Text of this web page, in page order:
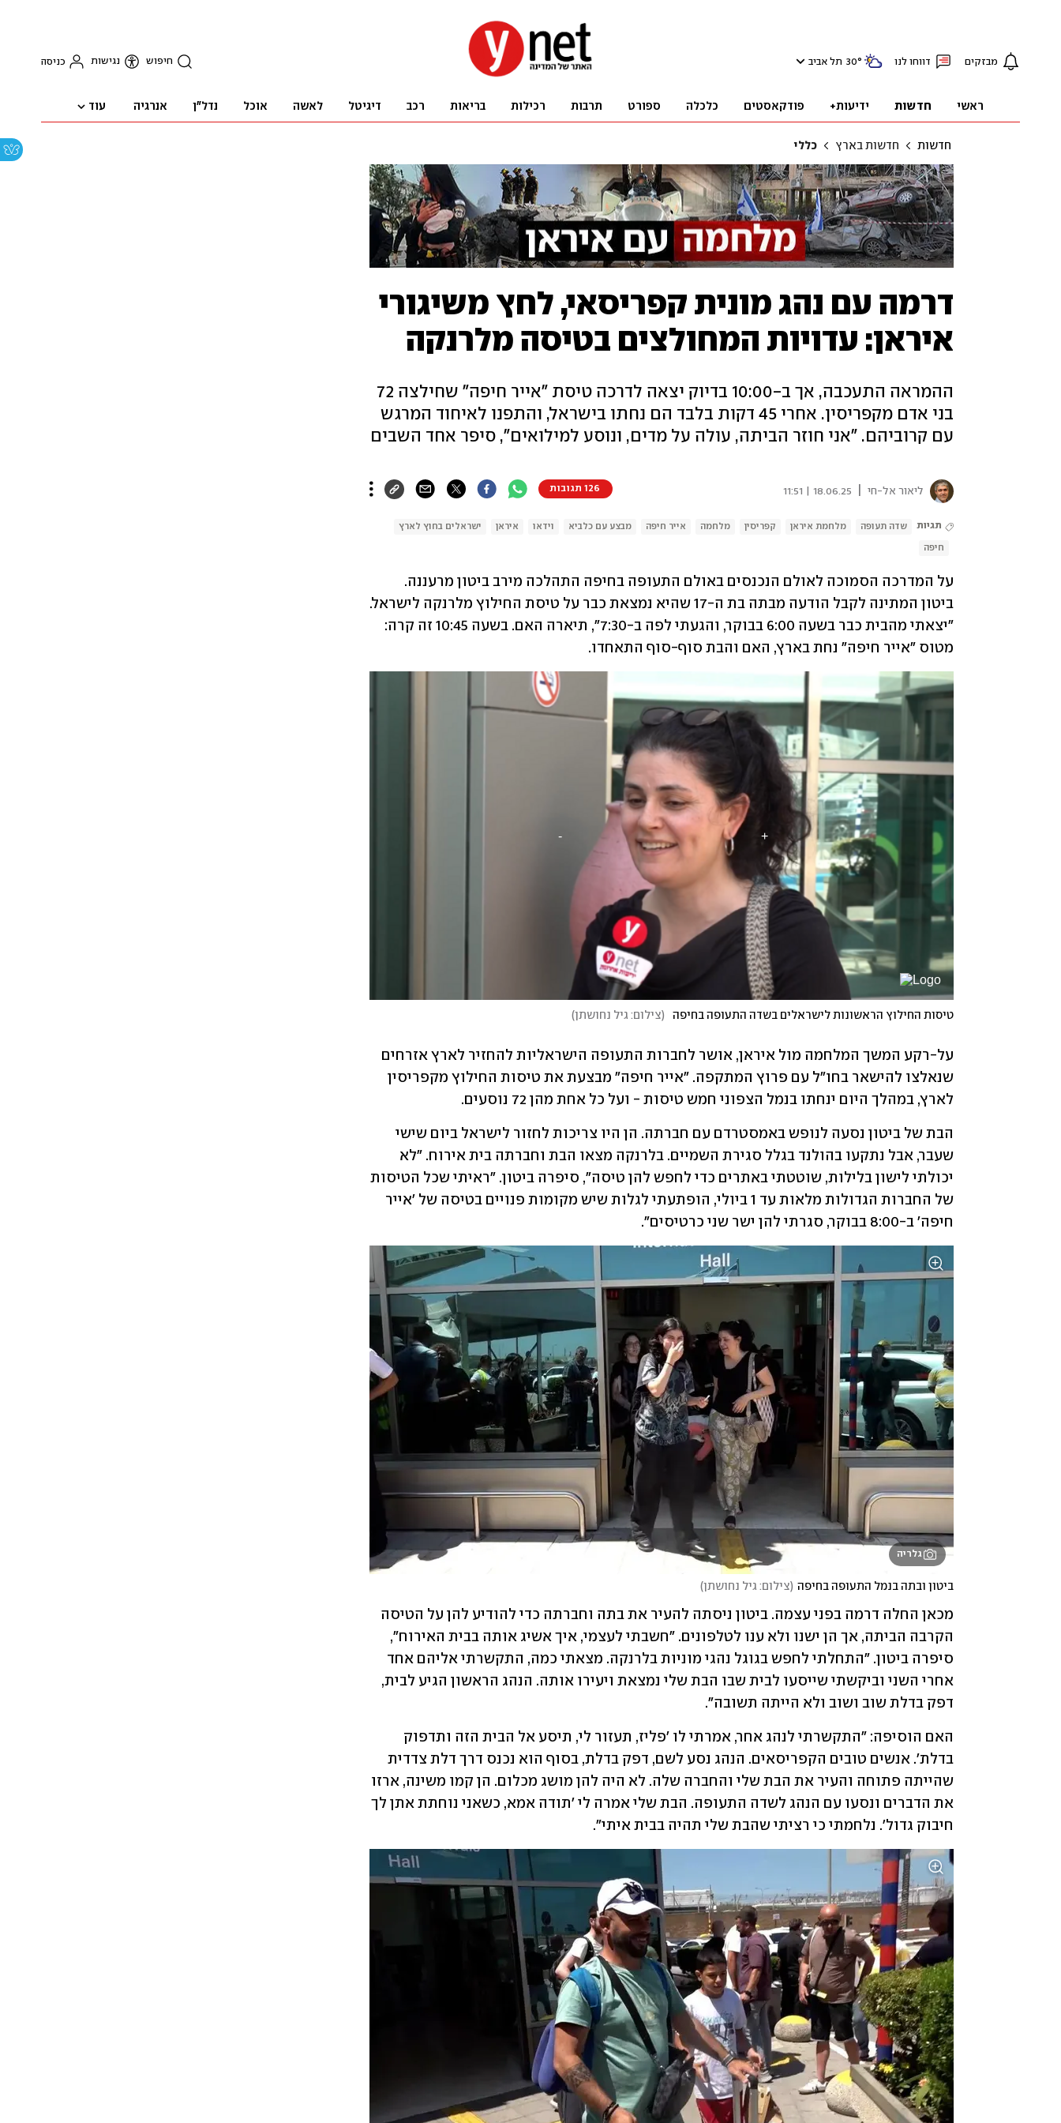
מבזקים דווחו לנו 30° תל אביב חיפוש נגישות כניסה
ראשי חדשות ידיעות+ פודקאסטים כלכלה ספורט תרבות רכילות בריאות רכב דיגיטל לאשה אוכל נדל"ן אנרגיה עוד
חדשות חדשות בארץ כללי
דרמה עם נהג מונית קפריסאי, לחץ משיגורי
איראן: עדויות המחולצים בטיסה מלרנקה
ההמראה התעכבה, אך ב-10:00 בדיוק יצאה לדרכה טיסת "אייר חיפה" שחילצה 72
בני אדם מקפריסין. אחרי 45 דקות בלבד הם נחתו בישראל, והתפנו לאיחוד המרגש
עם קרוביהם. "אני חוזר הביתה, עולה על מדים, ונוסע למילואים", סיפר אחד השבים
ליאור אל-חי 18.06.25 | 11:51 126 תגובות
תגיות שדה תעופה מלחמת איראן קפריסין מלחמה אייר חיפה מבצע עם כלביא וידאו איראן ישראלים בחוץ לארץ
חיפה
מטוס "אייר חיפה" נחת בארץ, האם והבת סוף-סוף התאחדו.
טיסות החילוץ הראשונות לישראלים בשדה התעופה בחיפה (צילום: גיל נחושתן)
לארץ, במהלך היום ינחתו בנמל הצפוני חמש טיסות - ועל כל אחת מהן 72 נוסעים.
חיפה' ב-8:00 בבוקר, סגרתי להן ישר שני כרטיסים".
גלריה
ביטון ובתה בנמל התעופה בחיפה (צילום: גיל נחושתן)
דפק בדלת שוב ושוב ולא הייתה תשובה".
חיבוק גדול'. נלחמתי כי רציתי שהבת שלי תהיה בבית איתי".